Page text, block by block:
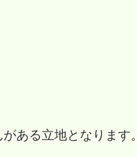
ある立地となります。